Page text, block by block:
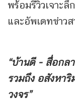
พร้อมรีวิวเจาะลึ
และอัพเดทข่าว
“บ้านดี - สื่อกล
รวมถึง อสังหาริ
วงจร”